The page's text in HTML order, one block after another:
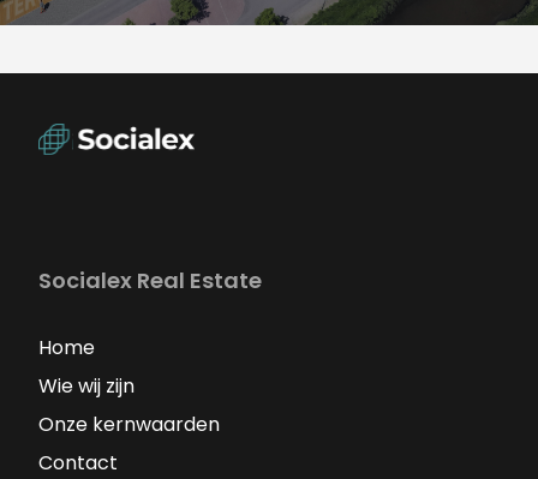
Socialex Real Estate
Home
Wie wij zijn
Onze kernwaarden
Contact